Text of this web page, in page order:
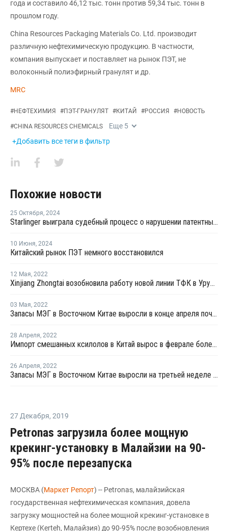
года и составило 46,12 тыс. тонн против 59,34 тыс. тонн в
прошлом году.
China Resources Packaging Materials Co. Ltd. производит
различную нефтехимическую продукцию. В частности,
компания выпускает и поставляет на рынок ПЭТ, не
волоконный полиэфирный гранулят и др.
MRC
#НЕФТЕХИМИЯ #ПЭТ-ГРАНУЛЯТ #КИТАЙ #РОССИЯ #НОВОСТЬ
#CHINA RESOURCES CHEMICALS Еще 5
+Добавить все теги в фильтр
Похожие новости
25 Октября, 2024
Starlinger выиграла судебный процесс о нарушении патентных прав в Китае
10 Июня, 2024
Китайский рынок ПЭТ немного восстановился
12 Мая, 2022
Xinjiang Zhongtai возобновила работу новой линии ТФК в Урумчи
03 Мая, 2022
Запасы МЭГ в Восточном Китае выросли в конце апреля почти на 1%
28 Апреля, 2022
Импорт смешанных ксилолов в Китай вырос в феврале более чем на четверть
26 Апреля, 2022
Запасы МЭГ в Восточном Китае выросли на третьей неделе апреля на 9,07%
27 Декабря, 2019
Petronas загрузила более мощную
крекинг-установку в Малайзии на 90-
95% после перезапуска
МОСКВА (Маркет Репорт) -- Petronas, малайзийская
государственная нефтехимическая компания, довела
загрузку мощностей на более мощной крекинг-установке в
Кертехе (Kerteh, Малайзия) до 90-95% после возобновления